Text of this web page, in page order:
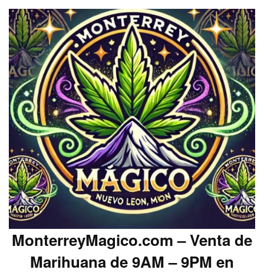
MonterreyMagico.com – Venta de
Marihuana de 9AM – 9PM en